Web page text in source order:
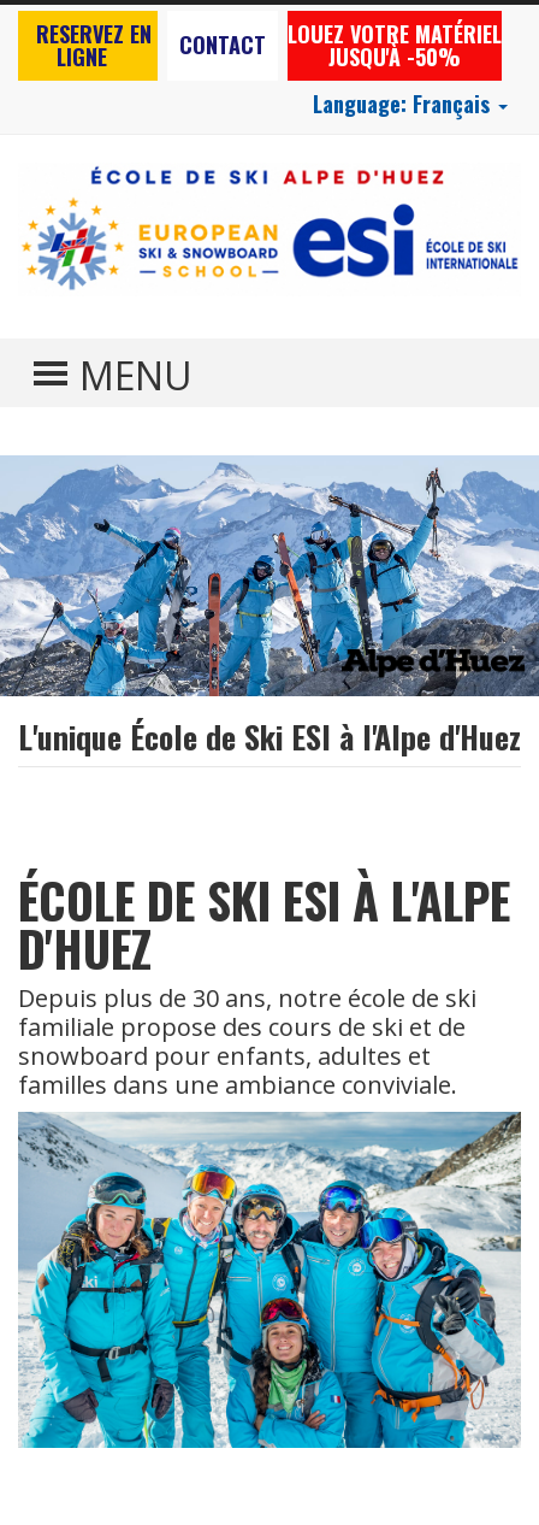
RESERVEZ EN
LIGNE CONTACT LOUEZ VOTRE MATÉRIEL
JUSQU'À -50%
Language: Français
TOGGLE MENU
L'unique École de Ski ESI à l'Alpe d'Huez
ÉCOLE DE SKI ESI À L'ALPE
D'HUEZ
Depuis plus de 30 ans, notre école de ski
familiale propose des cours de ski et de
snowboard pour enfants, adultes et
familles dans une ambiance conviviale.